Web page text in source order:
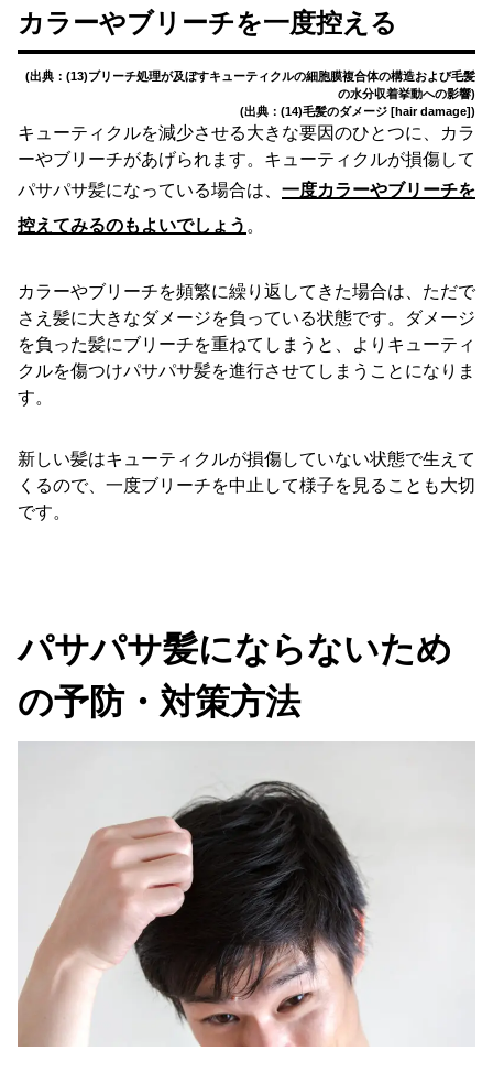
カラーやブリーチを一度控える
(出典：(13)ブリーチ処理が及ぼすキューティクルの細胞膜複合体の構造および毛髪
の水分収着挙動への影響)
(出典：(14)毛髪のダメージ [hair damage])
キューティクルを減少させる大きな要因のひとつに、カラ
ーやブリーチがあげられます。キューティクルが損傷して
パサパサ髪になっている場合は、 一度カラーやブリーチを
控えてみるのもよいでしょう 。
カラーやブリーチを頻繁に繰り返してきた場合は、ただで
さえ髪に大きなダメージを負っている状態です。ダメージ
を負った髪にブリーチを重ねてしまうと、よりキューティ
クルを傷つけパサパサ髪を進行させてしまうことになりま
す。
新しい髪はキューティクルが損傷していない状態で生えて
くるので、一度ブリーチを中止して様子を見ることも大切
です。
パサパサ髪にならないため
の予防・対策方法